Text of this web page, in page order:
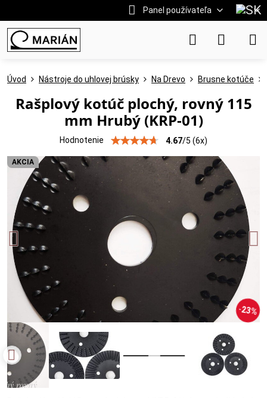
Panel používateľa
AKCIA
23%
Úvod Nástroje do uhlovej brúsky Na Drevo Brusne kotúče
Rašplový kotúč plochý, rovný 115
mm Hrubý (KRP-01)
Hodnotenie 4.67/5 (6x)